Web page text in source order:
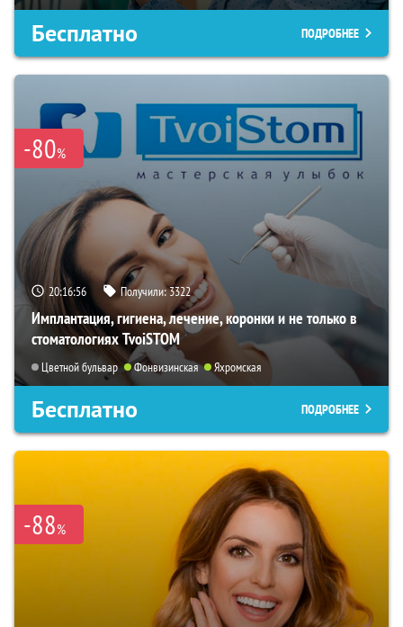
Бесплатно ПОДРОБНЕЕ
-80%
20:16:55 Получили:3322
Имплантация, гигиена, лечение, коронки и не только в
стоматологиях TvoiSTOM
Цветной бульвар Фонвизинская Яхромская
Бесплатно ПОДРОБНЕЕ
-88%